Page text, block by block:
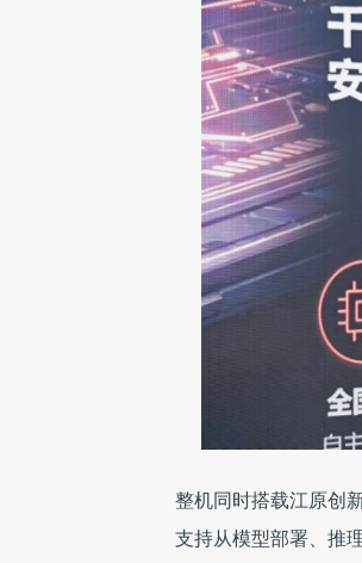
整机同时搭载江原创
支持从模型部署、推